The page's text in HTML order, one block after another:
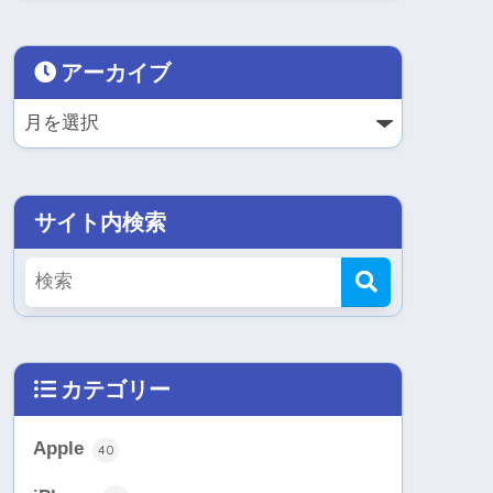
アーカイブ
サイト内検索
カテゴリー
Apple 40